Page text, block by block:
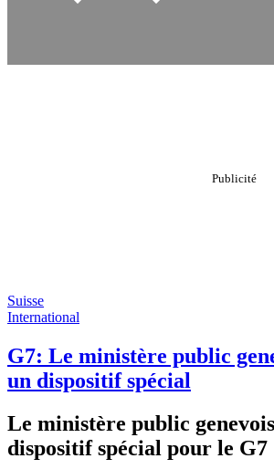
Suisse
International
G7: Le ministère public
un dispositif spécial
Le ministère public
dispositif spécial pour le G7